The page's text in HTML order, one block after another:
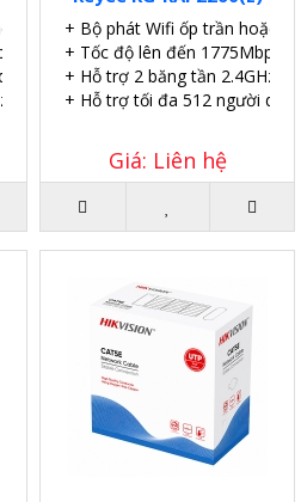
gắn tường.
| 8 SSID.
và 5GHz.
+ Bộ phát Wifi ốp trần hoặc
+ Tốc độ lên đến 1775Mbps.
+ Hỗ trợ 2 băng tần 2.4GHz và
+ Hỗ trợ tối đa 512 người
Giá: Liên hệ